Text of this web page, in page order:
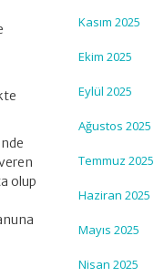
olup
Kasım 2025
Ekim 2025
Eylül 2025
Ağustos 2025
Temmuz 2025
Haziran 2025
Mayıs 2025
Nisan 2025